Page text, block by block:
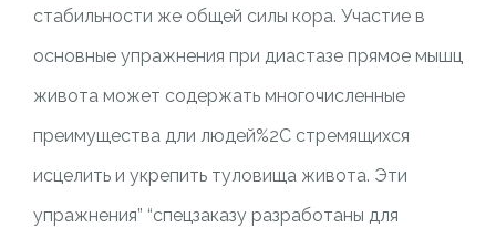
стабильности же общей силы кора. Участие в
основные упражнения при диастазе прямое мышц
живота может содержать многочисленные
преимущества дли людей%2C стремящихся
исцелить и укрепить туловища живота. Эти
упражнения” “спецзаказу разработаны для